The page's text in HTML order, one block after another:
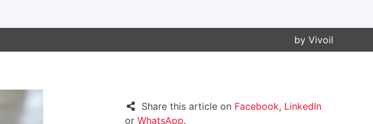
by Vivoil
Share this article on Facebook, LinkedIn
or WhatsApp.